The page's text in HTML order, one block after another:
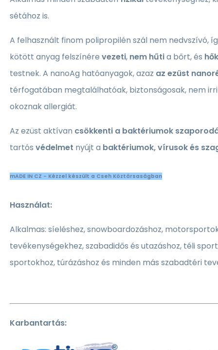
sétához is.
A felhasznált finom polipropilén szál nem nedvszívó,
kötött anyag felszínére vezeti, nem hűtia bőrt, és
testnek. A nanoAg hatóanyagok, azaz az ezüst
térfogatában megtalálhatóak, biztonságosak, nem
okoznak allergiát.
Az ezüst aktívan csökkenti a baktériumok
tartós védelmet nyújt a baktériumok, vírusok és
mADE IN CZ - Kézzel készült a Cseh Köztársaságban
Használat:
Alkalmas: síeléshez, snowboardozáshoz,
tevékenységekhez, szabadidős és utazáshoz, téli
sportokhoz, túrázáshoz és minden más szabadtéri
Karbantartás: